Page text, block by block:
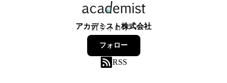
アカデミスト株式会社
11フォロワー
フォロー
RSS